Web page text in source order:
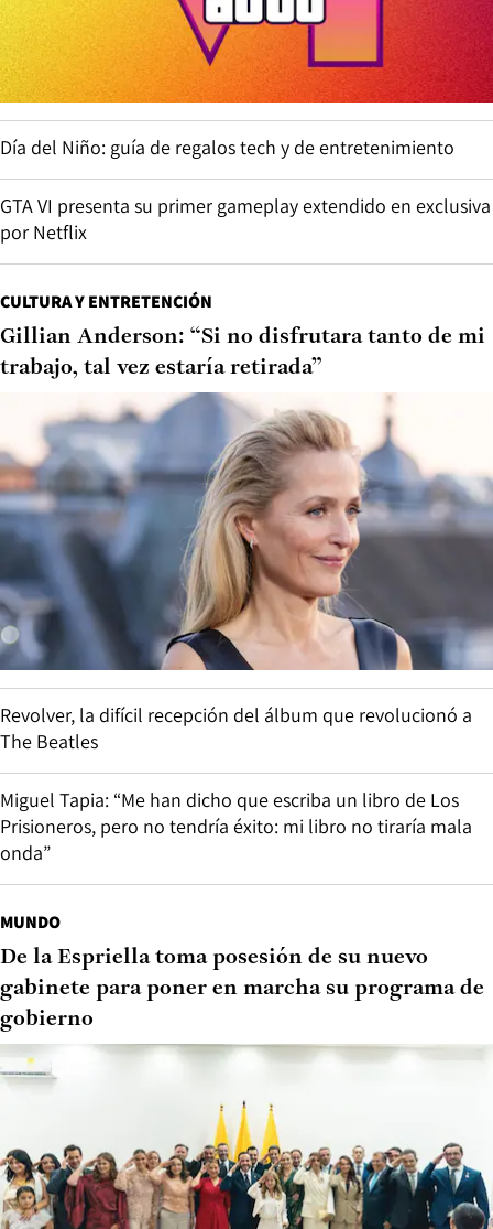
Día del Niño: guía de regalos tech y de entretenimiento
GTA VI presenta su primer gameplay extendido en exclusiva
por Netflix
CULTURA Y ENTRETENCIÓN
Gillian Anderson: “Si no disfrutara tanto de mi
trabajo, tal vez estaría retirada”
Revolver, la difícil recepción del álbum que revolucionó a
The Beatles
Miguel Tapia: “Me han dicho que escriba un libro de Los
Prisioneros, pero no tendría éxito: mi libro no tiraría mala
onda”
MUNDO
De la Espriella toma posesión de su nuevo
gabinete para poner en marcha su programa de
gobierno